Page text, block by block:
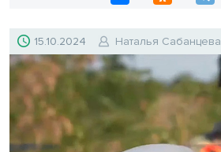
15.10.2024 Наталья Сабанцева